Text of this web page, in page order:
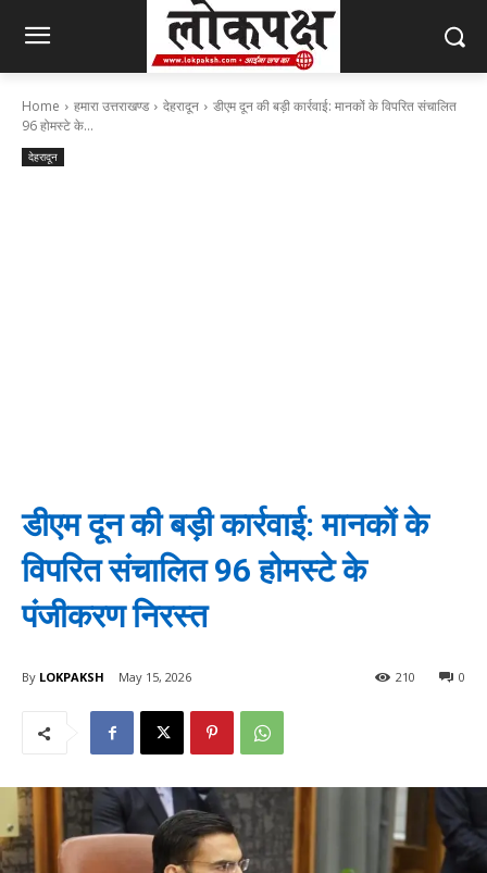
Home हमारा उत्तराखण्ड देहरादून
डीएम दून की बड़ी कार्रवाई: मानकों के विपरित संचालित
96 होमस्टे के...
देहरादून
डीएम दून की बड़ी कार्रवाई: मानकों के
विपरित संचालित 96 होमस्टे के
पंजीकरण निरस्त
By LOKPAKSH May 15, 2026 0
210